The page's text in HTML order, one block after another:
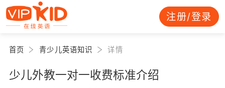
注册/登录
首页 青少儿英语知识 详情
少儿外教一对一收费标准介绍